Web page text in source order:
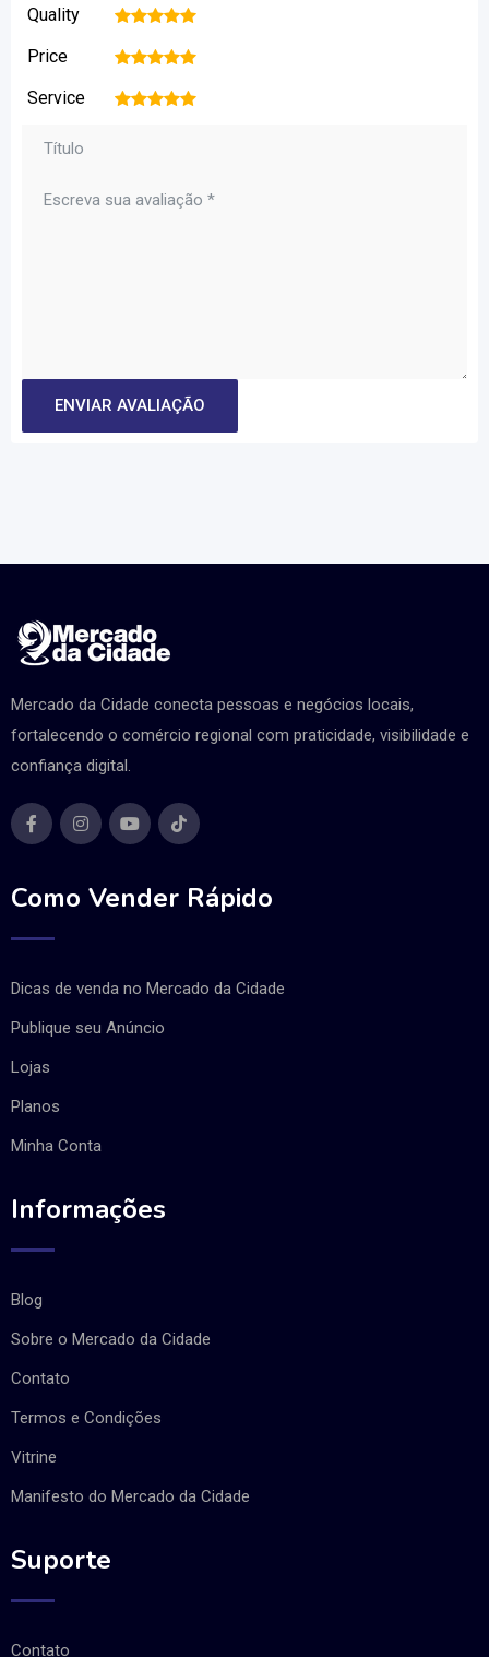
Quality 5
4
3
2
Price 5
4
3
2
Service 5
4
3
2
Mercado da Cidade conecta pessoas e negócios locais,
fortalecendo o comércio regional com praticidade, visibilidade e
confiança digital.
Como Vender Rápido
Dicas de venda no Mercado da Cidade
Publique seu Anúncio
Lojas
Planos
Minha Conta
Informações
Blog
Sobre o Mercado da Cidade
Contato
Termos e Condições
Vitrine
Manifesto do Mercado da Cidade
Suporte
Contato